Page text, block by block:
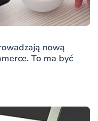
nową
To ma być